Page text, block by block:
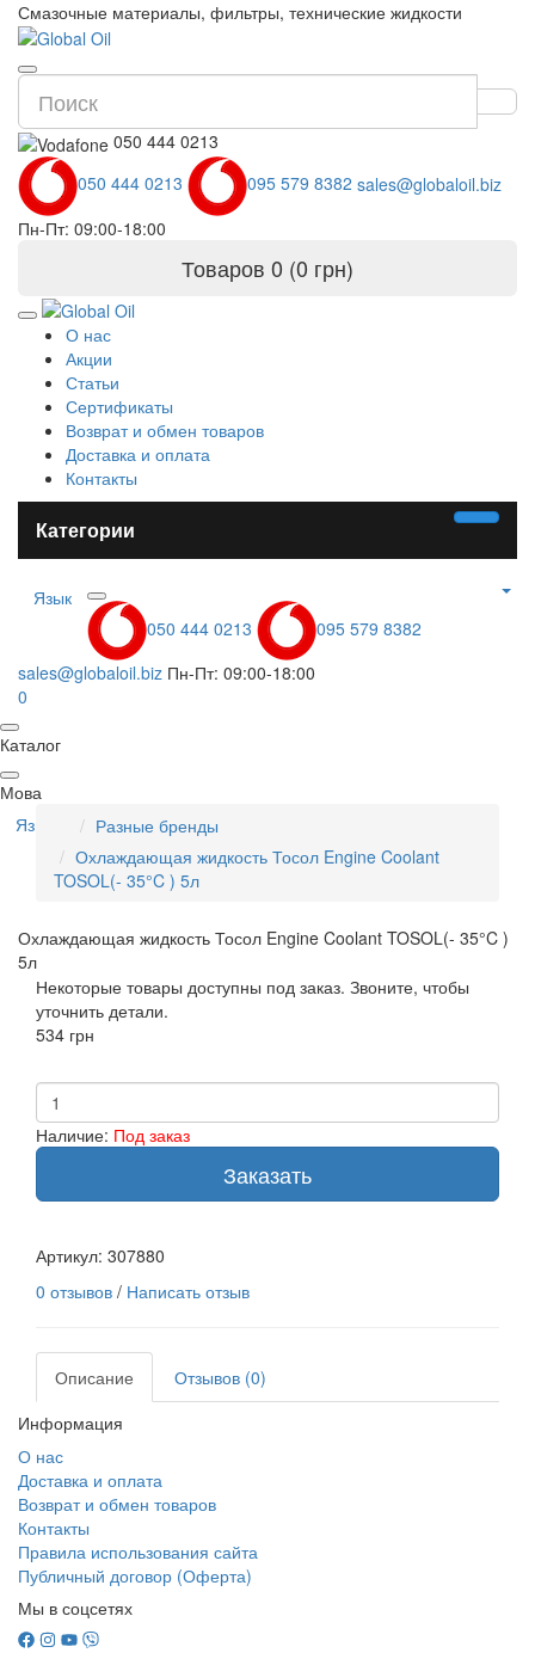
Смазочные материалы, фильтры, технические жидкости
050 444 0213
050 444 0213
095 579 8382 sales@globaloil.biz
Пн-Пт: 09:00-18:00
Товаров 0 (0 грн)
О нас
Акции
Статьи
Сертификаты
Возврат и обмен товаров
Доставка и оплата
Контакты
Категории
Язык
050 444 0213
095 579 8382
sales@globaloil.biz Пн-Пт: 09:00-18:00
0
Каталог
Мова
Язык
Разные бренды
Охлаждающая жидкость Тосол Engine Coolant
TOSOL(- 35°C ) 5л
Охлаждающая жидкость Тосол Engine Coolant TOSOL(- 35°C )
5л
Некоторые товары доступны под заказ. Звоните, чтобы
уточнить детали.
534 грн
Наличие: Под заказ
Заказать
Артикул: 307880
0 отзывов / Написать отзыв
Описание
Отзывов (0)
Информация
О нас
Доставка и оплата
Возврат и обмен товаров
Контакты
Правила использования сайта
Публичный договор (Оферта)
Мы в соцсетях